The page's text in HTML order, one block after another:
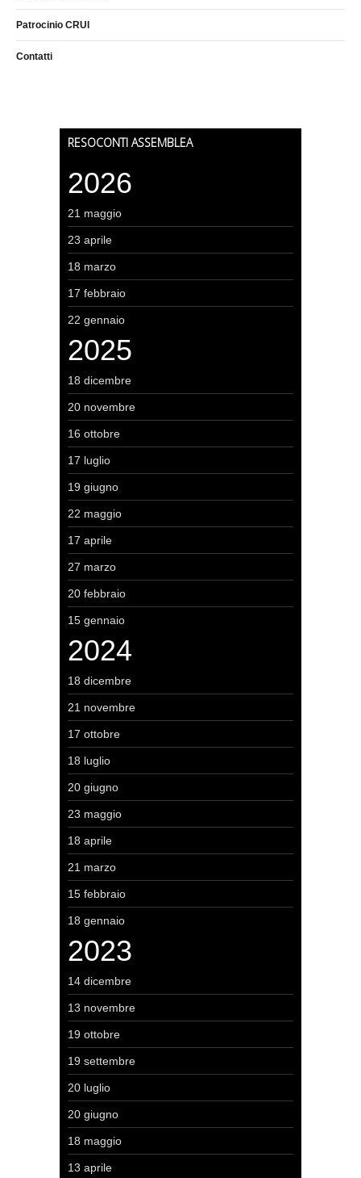
Patrocinio CRUI
Contatti
RESOCONTI ASSEMBLEA
2026
21 maggio
23 aprile
18 marzo
17 febbraio
22 gennaio
2025
18 dicembre
20 novembre
16 ottobre
17 luglio
19 giugno
22 maggio
17 aprile
27 marzo
20 febbraio
15 gennaio
2024
18 dicembre
21 novembre
17 ottobre
18 luglio
20 giugno
23 maggio
18 aprile
21 marzo
15 febbraio
18 gennaio
2023
14 dicembre
13 novembre
19 ottobre
19 settembre
20 luglio
20 giugno
18 maggio
13 aprile